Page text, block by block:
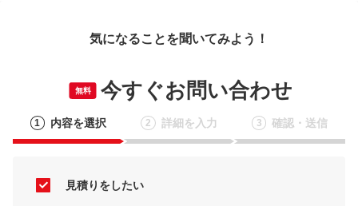
気になることを聞いてみよう！
無料 今すぐお問い合わせ
1 内容を選択 2 詳細を入力 3 確認・送信
見積りをしたい